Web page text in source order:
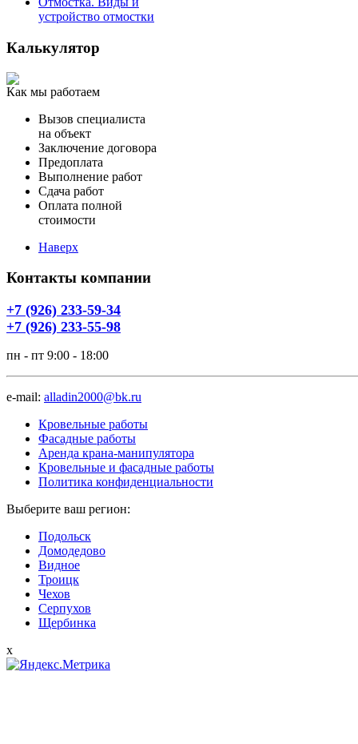
устройство отмостки
Калькулятор
Как мы работаем
Вызов специалиста
на объект
Заключение договора
Предоплата
Выполнение работ
Сдача работ
Оплата полной
стоимости
Наверх
Контакты компании
+7 (926) 233-59-34
+7 (926) 233-55-98
пн - пт 9:00 - 18:00
e-mail: alladin2000@bk.ru
Кровельные работы
Фасадные работы
Аренда крана-манипулятора
Кровельные и фасадные работы
Политика конфиденциальности
Выберите ваш регион:
Подольск
Домодедово
Видное
Троицк
Чехов
Серпухов
Щербинка
x